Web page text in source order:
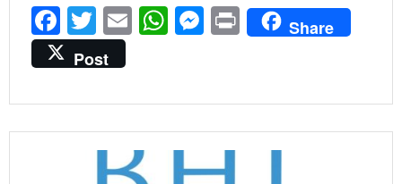
F
ac
e
b
o
T
w
itt
er
E
l
W
s
A
p
M
e
n
g
Pr
in
Share
Post